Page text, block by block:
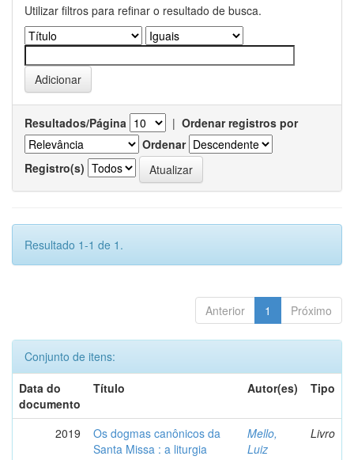
Utilizar filtros para refinar o resultado de busca.
Resultados/Página | Ordenar registros por
Ordenar
Registro(s)
Resultado 1-1 de 1.
Anterior 1 Próximo
Conjunto de itens:
Data do
documento
Título Autor(es) Tipo
2019
Os dogmas canônicos da
Santa Missa : a liturgia
Mello,
Luiz
Livro